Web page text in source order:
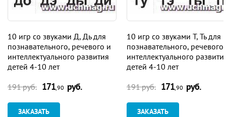
10 игр со звуками Д, Дь для
познавательного, речевого и
интеллектуального развития
детей 4-10 лет
191 руб. 171,90 руб.
ЗАКАЗАТЬ
10 игр со звуками Т, Ть для
познавательного, речевого
интеллектуального
детей 4-10 лет
191 руб. 171,90 руб.
ЗАКАЗАТЬ